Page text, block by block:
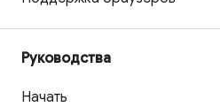
Руководства
Начать